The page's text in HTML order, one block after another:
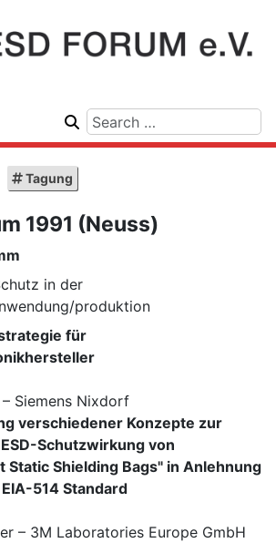
Tagung
1991 (Neuss)
in der
produktion
für
– Siemens Nixdorf
verschiedener Konzepte zur
Schutzwirkung von
Static Shielding Bags" in Anlehnung
514 Standard
– 3M Laboratories Europe GmbH